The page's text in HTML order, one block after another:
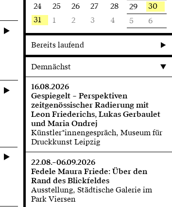
24
25 26 27 28 29
30
31
1 2 3 4 5 6
Bereits laufend
Demnächst
16.08.2026
Gespiegelt – Perspektiven
zeitgenössischer Radierung mit
Leon Friederichs, Lukas Gerbaulet
und Maria Ondrej
Künstler*innengespräch, Museum für
Druckkunst Leipzig
22.08.–06.09.2026
Fedele Maura Friede: Über den
Rand des Blickfeldes
Ausstellung, Städtische Galerie im
Park Viersen